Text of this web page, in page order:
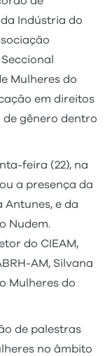
Indústria do
Mulheres do
em direitos
gênero dentro
feira (22), na
a presença da
Antunes, e da
Nudem.
do CIEAM,
AM, Silvana
Mulheres do
de palestras
no âmbito